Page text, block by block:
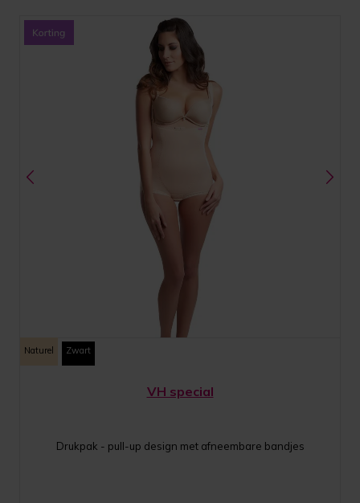
Naturel Zwart
VH special
Drukpak - pull-up design met afneembare bandjes